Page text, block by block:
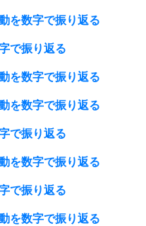
を数字で振り返る
で振り返る
を数字で振り返る
を数字で振り返る
で振り返る
を数字で振り返る
で振り返る
を数字で振り返る